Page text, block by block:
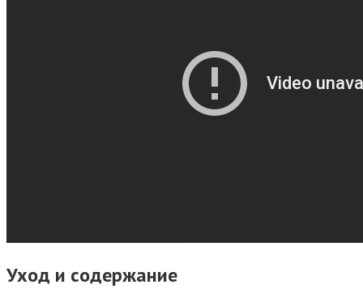
Уход и содержание